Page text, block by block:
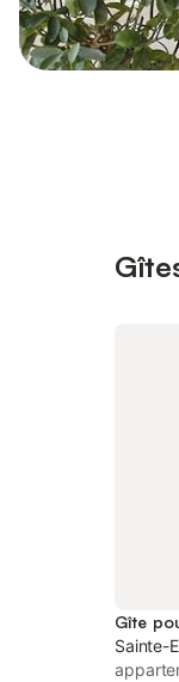
Gîte
Sainte-